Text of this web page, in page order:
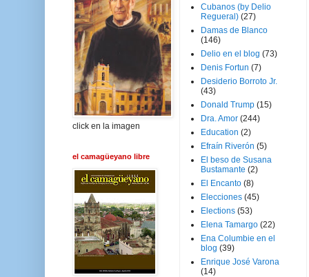
click en la imagen
el camagüeyano libre
Cubanos (by Delio
Regueral) (27)
Damas de Blanco
(146)
Delio en el blog (73)
Denis Fortun (7)
Desiderio Borroto Jr.
(43)
Donald Trump (15)
Dra. Amor (244)
Education (2)
Efraín Riverón (5)
El beso de Susana
Bustamante (2)
El Encanto (8)
Elecciones (45)
Elections (53)
Elena Tamargo (22)
Ena Columbie en el
blog (39)
Enrique José Varona
(14)